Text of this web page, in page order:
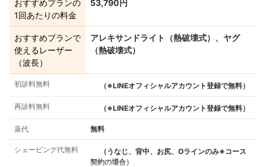
おすすめプランの
1回あたりの料金
53,790円
おすすめプランで
使えるレーザー
（波長）
アレキサンドライト（熱破壊式）、ヤグ
（熱破壊式）
初診料無料 （※LINEオフィシャルアカウント登録で無料）
再診料無料 （※LINEオフィシャルアカウント登録で無料）
薬代 無料
シェービング代無料
（うなじ、背中、お尻、Oラインのみ※コース
契約の場合）